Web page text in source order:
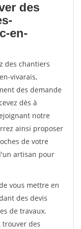
des
en-
des chantiers
vivarais,
des demande
dès à
notre
ainsi proposer
de votre
artisan pour
vous mettre en
des devis
de travaux.
trouver des